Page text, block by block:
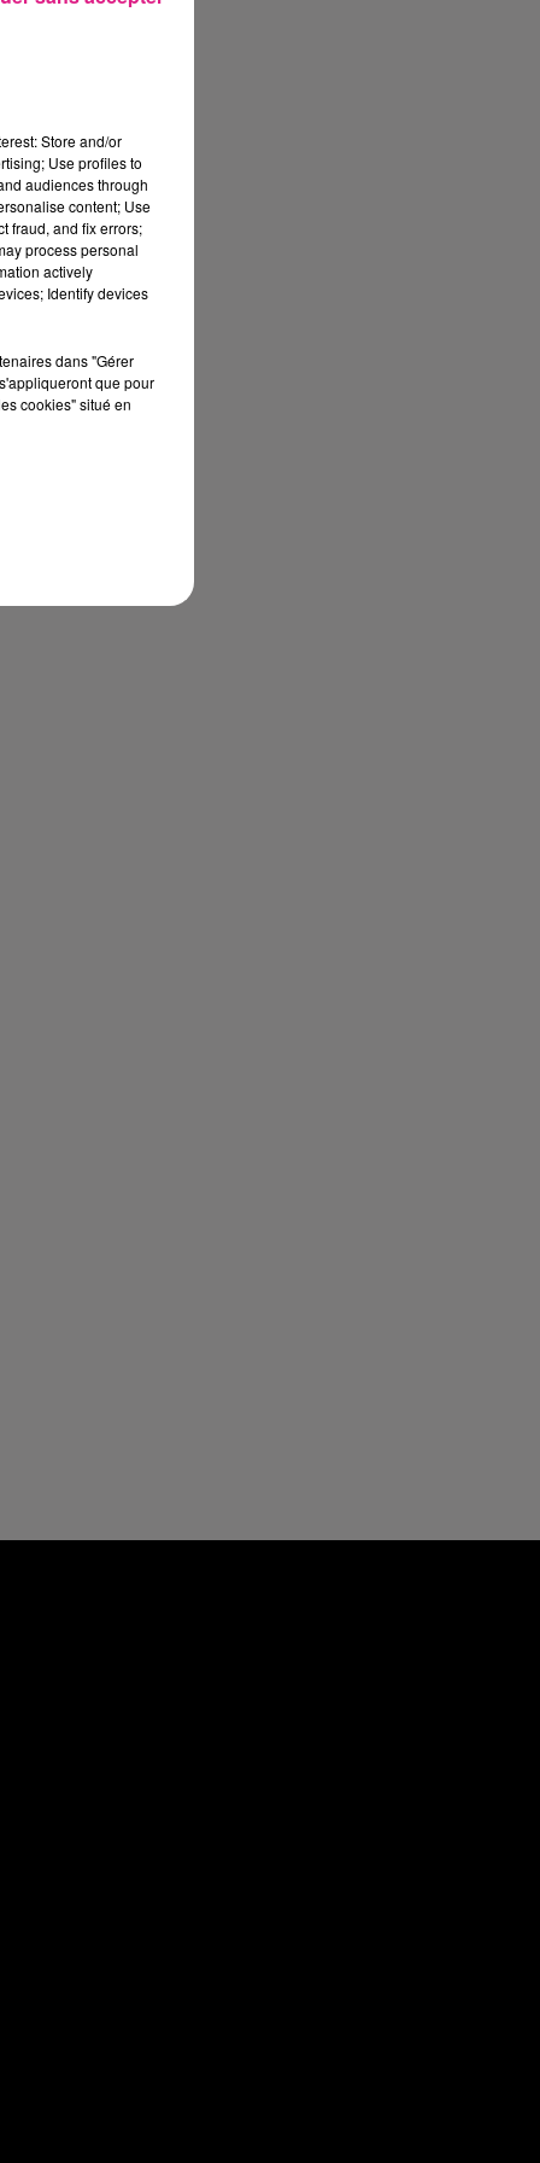
Store and/or
Use profiles to
audiences through
content; Use
fraud, and fix errors;
process personal
actively
Identify devices
dans "Gérer
que pour
cookies" situé en